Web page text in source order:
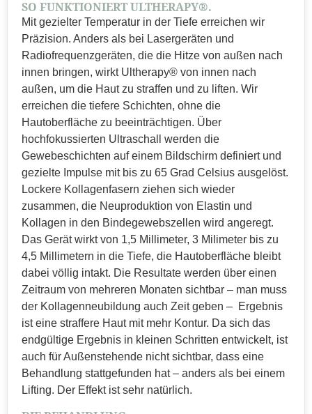
SO FUNKTIONIERT ULTHERAPY®.
Mit gezielter Temperatur in der Tiefe erreichen wir
Präzision. Anders als bei Lasergeräten und
Radiofrequenzgeräten, die die Hitze von außen nach
innen bringen, wirkt Ultherapy® von innen nach
außen, um die Haut zu straffen und zu liften. Wir
erreichen die tiefere Schichten, ohne die
Hautoberfläche zu beeinträchtigen. Über
hochfokussierten Ultraschall werden die
Gewebeschichten auf einem Bildschirm definiert und
gezielte Impulse mit bis zu 65 Grad Celsius ausgelöst.
Lockere Kollagenfasern ziehen sich wieder
zusammen, die Neuproduktion von Elastin und
Kollagen in den Bindegewebszellen wird angeregt.
Das Gerät wirkt von 1,5 Millimeter, 3 Milimeter bis zu
4,5 Millimetern in die Tiefe, die Hautoberfläche bleibt
dabei völlig intakt. Die Resultate werden über einen
Zeitraum von mehreren Monaten sichtbar – man muss
der Kollagenneubildung auch Zeit geben – Ergebnis
ist eine straffere Haut mit mehr Kontur. Da sich das
endgültige Ergebnis in kleinen Schritten entwickelt, ist
auch für Außenstehende nicht sichtbar, dass eine
Behandlung stattgefunden hat – anders als bei einem
Lifting. Der Effekt ist sehr natürlich.